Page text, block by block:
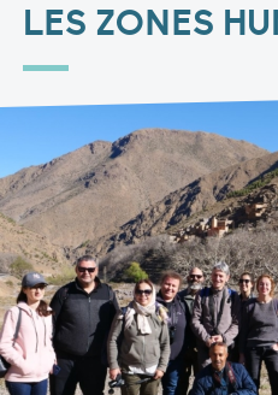
LES ZONES